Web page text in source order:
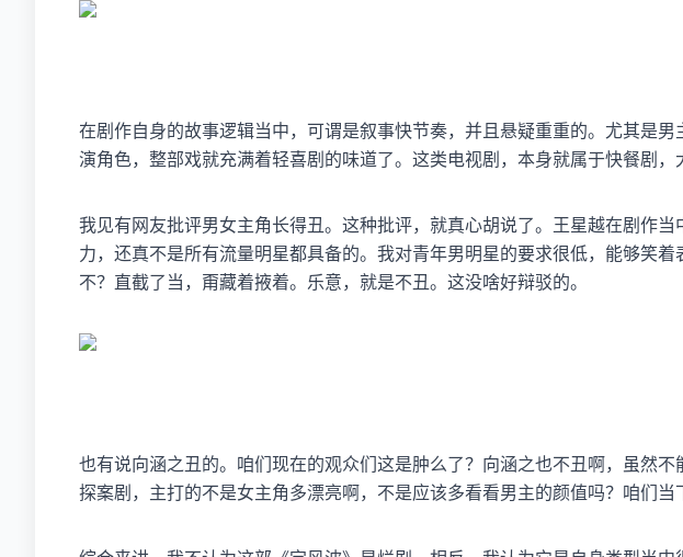
在剧作自身的故事逻辑当中，可谓是叙事快节奏，并且悬疑重重的。尤其是
演角色，整部戏就充满着轻喜剧的味道了。这类电视剧，本身就属于快餐剧
我见有网友批评男女主角长得丑。这种批评，就真心胡说了。王星越在剧作
力，还真不是所有流量明星都具备的。我对青年男明星的要求很低，能够笑
不？直截了当，甭藏着掖着。乐意，就是不丑。这没啥好辩驳的。
也有说向涵之丑的。咱们现在的观众们这是肿么了？向涵之也不丑啊，虽然
探案剧，主打的不是女主角多漂亮啊，不是应该多看看男主的颜值吗？咱们当